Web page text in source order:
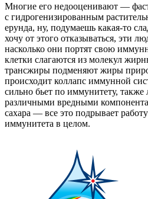
Многие его недооценивают —
с гидрогенизированным
ерунда, ну, подумаешь какая-то
хочу от этого отказываться, эти
насколько они портят свою
клетки слагаются из молекул
трансжиры подменяют жиры
происходит коллапс иммунной
сильно бьет по иммунитету, также
различными вредными
сахара — все это подрывает
иммунитета в целом.